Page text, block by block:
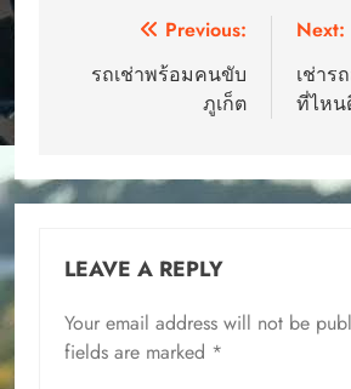
navigation
Previous:
รถเช่าพร้อมคนขับ
ภูเก็ต
Next:
เช่าร
ที่ไหน
LEAVE A REPLY
Your email address will not be
fields are marked *